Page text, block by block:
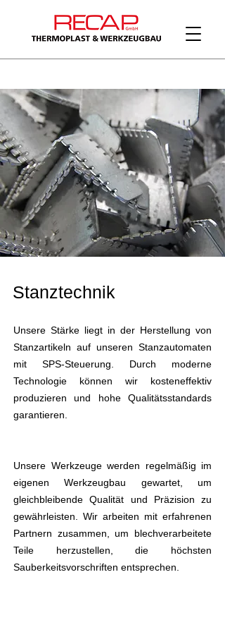
Stanztechnik
Unsere Stärke liegt in der Herstellung von
Stanzartikeln auf unseren Stanzautomaten
mit SPS-Steuerung. Durch moderne
Technologie können wir kosteneffektiv
produzieren und hohe Qualitätsstandards
garantieren.
Unsere Werkzeuge werden regelmäßig im
eigenen Werkzeugbau gewartet, um
gleichbleibende Qualität und Präzision zu
gewährleisten. Wir arbeiten mit erfahrenen
Partnern zusammen, um blechverarbeitete
Teile herzustellen, die höchsten
Sauberkeitsvorschriften entsprechen.